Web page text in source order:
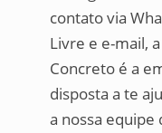
contato via
Livre e e-mail,
Concreto é a
disposta a te
a nossa equipe